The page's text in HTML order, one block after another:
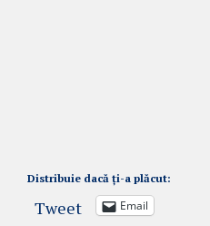
Distribuie dacă ți-a plăcut:
Tweet Email